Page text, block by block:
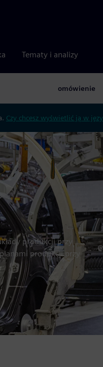
Tematy i analizy
omówienie
Czy chcesz wyświetlić ją w
produkcji przy
produkcji przy